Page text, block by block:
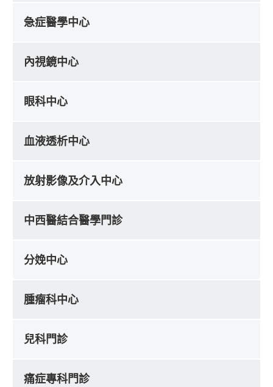
急症醫學中心
內視鏡中心
眼科中心
血液透析中心
放射影像及介入中心
中西醫結合醫學門診
分娩中心
腫瘤科中心
兒科門診
痛症專科門診